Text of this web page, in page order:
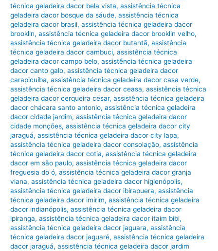
técnica geladeira dacor bela vista,assistência técnica
geladeira dacor bosque da sáude,assistência técnica
geladeira dacor brasil,assistência técnica geladeira dacor
brooklin,assistência técnica geladeira dacor brooklin velho,
assistência técnica geladeira dacor butantã,assistência
técnica geladeira dacor cambuci,assistência técnica
geladeira dacor campo belo,assistência técnica geladeira
dacor canto galo,assistência técnica geladeira dacor
carapicuíba,assistência técnica geladeira dacor casa verde,
assistência técnica geladeira dacor ceasa,assistência técnica
geladeira dacor cerqueira cesar,assistência técnica geladeira
dacor chácara santo antonio,assistência técnica geladeira
dacor cidade jardim,assistência técnica geladeira dacor
cidade monções,assistência técnica geladeira dacor city
jaraguá,assistência técnica geladeira dacor city lapa,
assistência técnica geladeira dacor consolação,assistência
técnica geladeira dacor cotia,assistência técnica geladeira
dacor em são paulo,assistência técnica geladeira dacor
freguesia do ó,assistência técnica geladeira dacor granja
viana,assistência técnica geladeira dacor higienópolis,
assistência técnica geladeira dacor ibirapuera,assistência
técnica geladeira dacor imirim,assistência técnica geladeira
dacor indianópolis,assistência técnica geladeira dacor
ipiranga,assistência técnica geladeira dacor itaim bibi,
assistência técnica geladeira dacor jaguara,assistência
técnica geladeira dacor jaguaré,assistência técnica geladeira
dacor jaraguá,assistência técnica geladeira dacor jardim